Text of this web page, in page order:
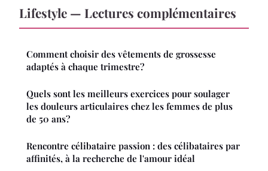
Lifestyle — Lectures complémentaires
Comment choisir des vêtements de grossesse
adaptés à chaque trimestre?
Quels sont les meilleurs exercices pour soulager
les douleurs articulaires chez les femmes de plus
de 50 ans?
Rencontre célibataire passion : des célibataires par
affinités, à la recherche de l'amour idéal